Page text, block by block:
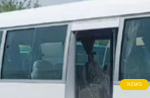
FABRIK-
AUSFLUG
NEWS